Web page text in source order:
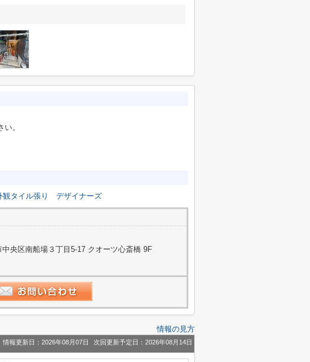
。
観タイル張り デザイナーズ
中央区南船場３丁目5-17 クオーツ心斎橋 9F
情報の見方
情報更新日：2026年08月07日 次回更新予定日：2026年08月14日